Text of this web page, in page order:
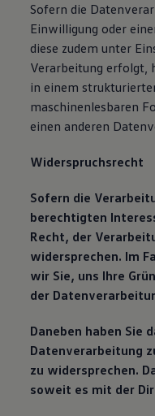
Sofern die
Einwilligung oder
diese zudem unter
Verarbeitung erfolgt,
in einem
maschinenlesbaren
einen anderen
Widerspruchsrecht
Sofern die
berechtigten
Recht, der
widersprechen. Im
wir Sie, uns Ihre
der
Daneben haben Sie
Datenverarbeitung
zu widersprechen.
soweit es mit der